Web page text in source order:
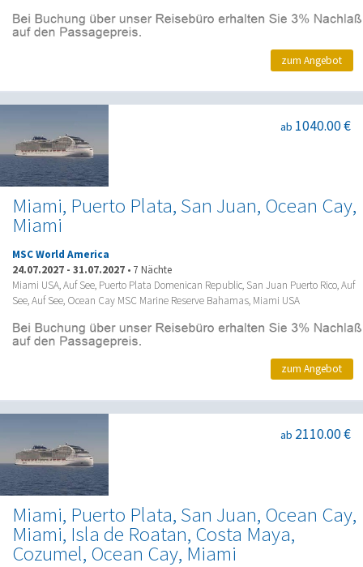
zum Angebot
Miami, Puerto Plata, San Juan, Ocean Cay,
Miami
ab 1040.00 €
MSC World America
24.07.2027 - 31.07.2027 • 7 Nächte
Miami USA, Auf See, Puerto Plata Domenican Republic, San Juan Puerto Rico, Auf
See, Auf See, Ocean Cay MSC Marine Reserve Bahamas, Miami USA
zum Angebot
Miami, Puerto Plata, San Juan, Ocean Cay,
Miami, Isla de Roatan, Costa Maya,
Cozumel, Ocean Cay, Miami
ab 2110.00 €